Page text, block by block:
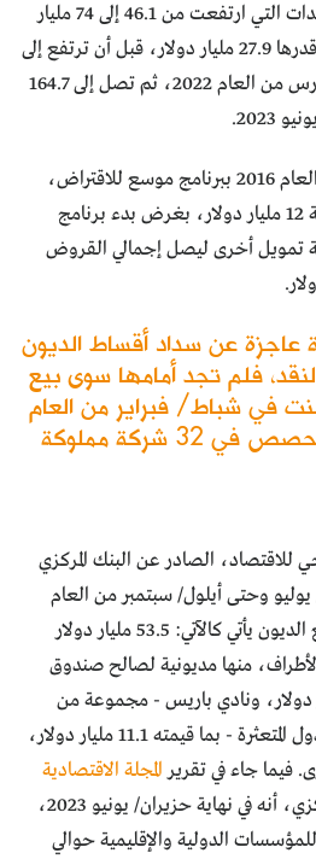
والمساعدات التي ارتفعت من 46.1 إلى 74 مليار
دولار في العام 2017، بزيادة قدرها 27.9 مليار دولار، قبل أن ترتفع إلى
157.8 مليار مع نهاية آذار/ مارس من العام 2022، ثم تصل إلى 164.7
وكانت القاهرة قد بدأت منذ العام 2016 ببرنامج موسع للاقتراض،
حين حصلت على قرض بقيمة 12 مليار دولار، بغرض بدء برنامج
تمويل أخرى ليصل إجمالي القروض
عاجزة عن سداد أقساط الديون
فلم تجد أمامها سوى بيع
في شباط/ فبراير من العام
2023 عن قرارها بيع حصص في 32 شركة مملوكة
للاقتصاد، الصادر عن البنك المركزي
وحتى أيلول/ سبتمبر من العام
المالي 2023/ 2024، فإن توزيع الديون يأتي كالآتي: 53.5 مليار دولار
منها مديونية لصالح صندوق
بحوالي 20 مليار دولار، ونادي باريس - مجموعة من
الدول تقدّم خدمات مالية للدول المتعثرة - بما قيمته 11.1 مليار دولار،
فيما جاء في تقرير المجلة الاقتصادية
الأخير الصادرة عن البنك المركزي، أنه في نهاية حزيران/ يونيو 2023،
الدولية والإقليمية حوالي